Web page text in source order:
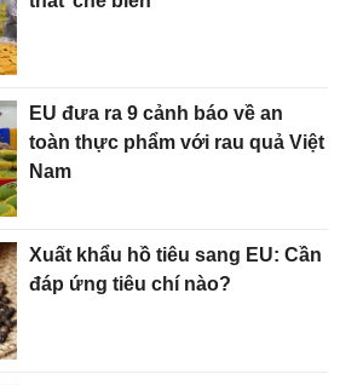
EU đưa ra 9 cảnh báo về an
toàn thực phẩm với rau quả Việt
Nam
Xuất khẩu hồ tiêu sang EU: Cần
đáp ứng tiêu chí nào?